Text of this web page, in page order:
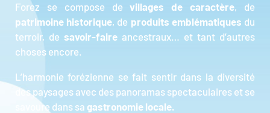
Forez se compose devillages de caractère, de
patrimoine historique, de produits emblématiques du
terroir, de savoir-faire ancestraux… et tant d’autres
choses encore.
L’harmonie forézienne se fait sentir dans la diversité
des paysages avec des panoramas spectaculaires et se
savoure dans sa gastronomie locale.